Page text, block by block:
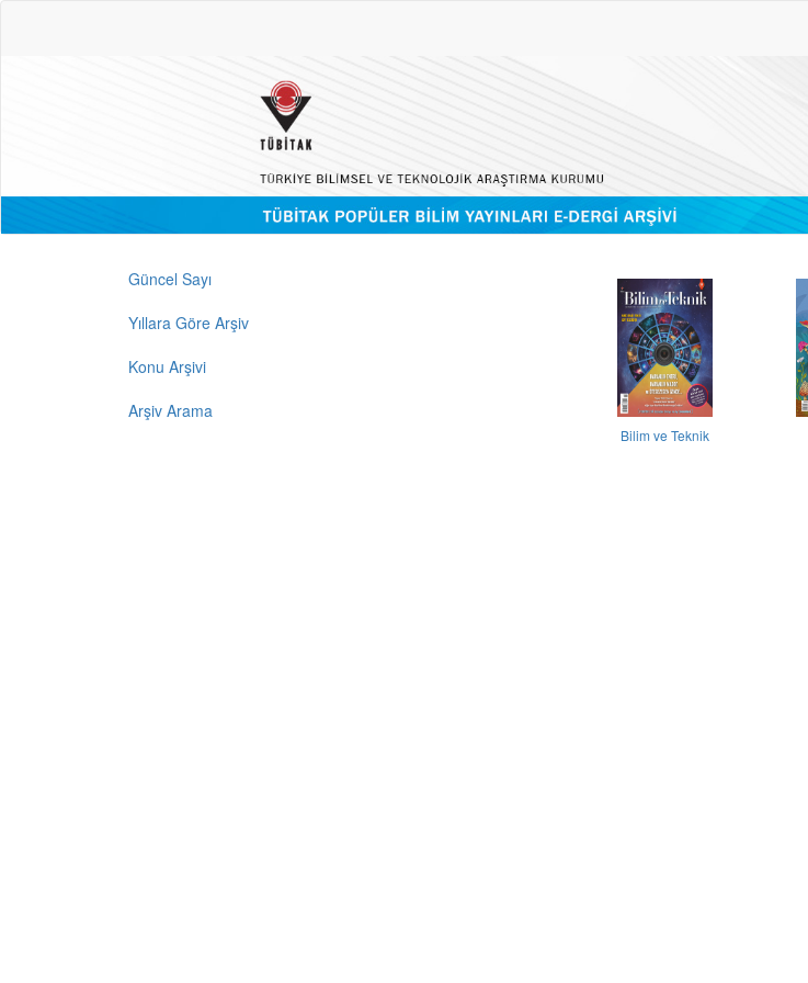
Güncel Sayı
Yıllara Göre Arşiv
Konu Arşivi
Arşiv Arama
Bilim ve Teknik